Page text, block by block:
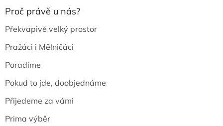
Proč právě u nás?
Překvapivě velký prostor
Pražáci i Mělničáci
Poradíme
Pokud to jde, doobjednáme
Přijedeme za vámi
Prima výběr